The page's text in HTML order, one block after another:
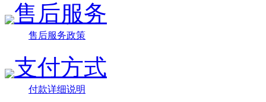
售后服务
售后服务政策
支付方式
付款详细说明